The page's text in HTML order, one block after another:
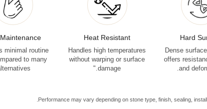
Hard
"Dense
offers
and
Heat Resistant
Handles high temperatures
without warping or surface
damage."
minimal routine
to many
Performance may vary depending on stone type, finish, sealing,